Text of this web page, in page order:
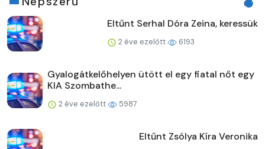
Eltűnt Serhal Dóra Zeina, keressük
2 éve ezelőtt 6193
Gyalogátkelőhelyen ütött el egy fiatal nőt egy
KIA Szombathe...
2 éve ezelőtt 5987
Eltűnt Zsólya Kíra Veronika